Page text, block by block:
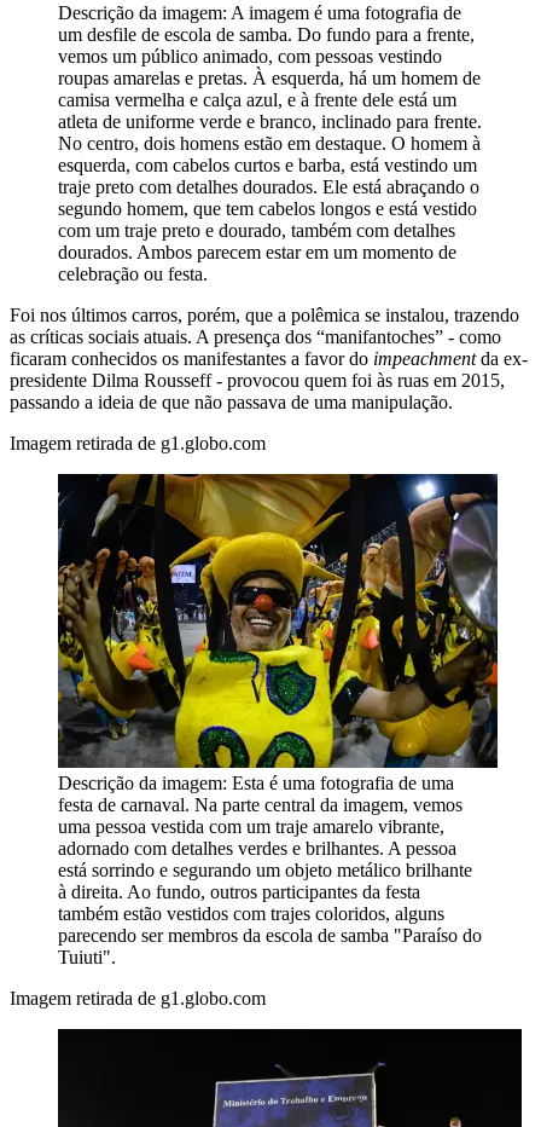
Descrição da imagem: A imagem é uma fotografia de
um desfile de escola de samba. Do fundo para a frente,
vemos um público animado, com pessoas vestindo
roupas amarelas e pretas. À esquerda, há um homem de
camisa vermelha e calça azul, e à frente dele está um
atleta de uniforme verde e branco, inclinado para frente.
No centro, dois homens estão em destaque. O homem à
esquerda, com cabelos curtos e barba, está vestindo um
traje preto com detalhes dourados. Ele está abraçando o
segundo homem, que tem cabelos longos e está vestido
com um traje preto e dourado, também com detalhes
dourados. Ambos parecem estar em um momento de
celebração ou festa.
Foi nos últimos carros, porém, que a polêmica se instalou, trazendo
as críticas sociais atuais. A presença dos “manifantoches” - como
ficaram conhecidos os manifestantes a favor do impeachmentda ex-
presidente Dilma Rousseff - provocou quem foi às ruas em 2015,
passando a ideia de que não passava de uma manipulação.
Imagem retirada de g1.globo.com
Descrição da imagem: Esta é uma fotografia de uma
festa de carnaval. Na parte central da imagem, vemos
uma pessoa vestida com um traje amarelo vibrante,
adornado com detalhes verdes e brilhantes. A pessoa
está sorrindo e segurando um objeto metálico brilhante
à direita. Ao fundo, outros participantes da festa
também estão vestidos com trajes coloridos, alguns
parecendo ser membros da escola de samba "Paraíso do
Tuiuti".
Imagem retirada de g1.globo.com